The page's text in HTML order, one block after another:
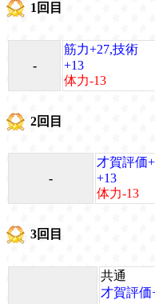
1回目
-
筋力+27,技術
+13
体力-13
2回目
-
才賀評価
+13
体力-13
3回目
共通
才賀評価